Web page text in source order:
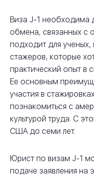
Виза J-1 необходима
обмена, связанных с
подходит для ученых,
стажеров, которые
практический опыт в
Ее основным
участия в
познакомиться с
культурой труда. С
США до семи лет.
Юрист по визам J-1
подаче заявления на